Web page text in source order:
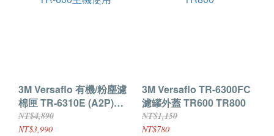
3M Versaflo 有機/粉塵濾
棉匣 TR-6310E (A2P)
TR-600主機使用
NT$4,890
NT$3,990
3M Versaflo TR-6300FC
濾罐外蓋 TR600 TR800
NT$1,150
NT$780